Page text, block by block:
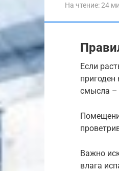
На чтение:24
Если
смысла –
Важно
влага